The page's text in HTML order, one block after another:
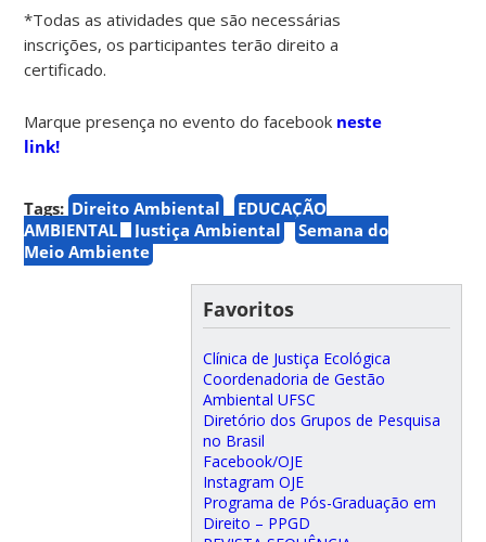
*Todas as atividades que são necessárias
inscrições, os participantes terão direito a
certificado.
Marque presença no evento do facebook neste
link!
Tags: Direito Ambiental
EDUCAÇÃO
AMBIENTAL
Justiça Ambiental
Semana do
Meio Ambiente
Favoritos
Clínica de Justiça Ecológica
Coordenadoria de Gestão
Ambiental UFSC
Diretório dos Grupos de Pesquisa
no Brasil
Facebook/OJE
Instagram OJE
Programa de Pós-Graduação em
Direito – PPGD